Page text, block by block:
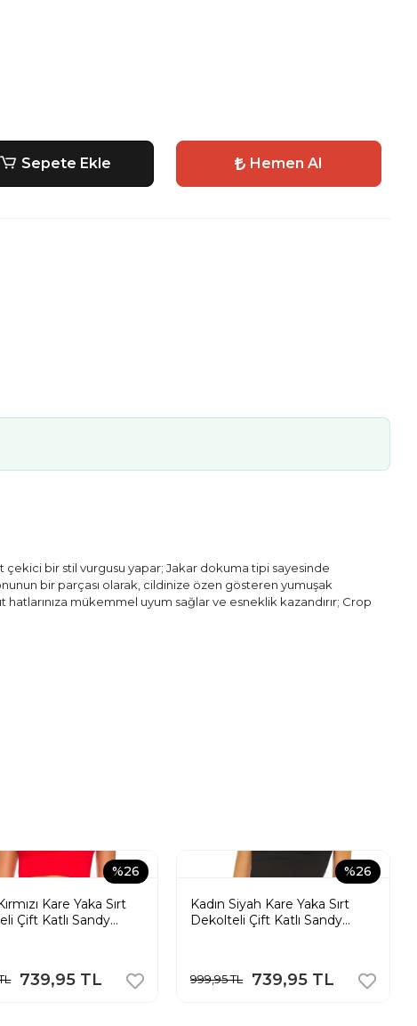
Sepete Ekle Hemen Al
çekici bir stil vurgusu yapar; Jakar dokuma tipi sayesinde
bir parçası olarak, cildinize özen gösteren yumuşak
mükemmel uyum sağlar ve esneklik kazandırır; Crop
%26
Kare Yaka Sırt
Çift Katlı Sandy
739,95 TL
%26
Kadın Siyah Kare Yaka Sırt
Dekolteli Çift Katlı Sandy
999,95 TL 739,95 TL